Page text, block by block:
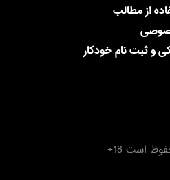
از مطالب
و ثبت نام خودکار